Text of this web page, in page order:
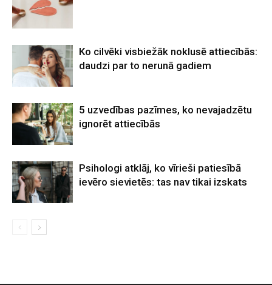
Ko cilvēki visbiežāk noklusē attiecībās:
daudzi par to nerunā gadiem
5 uzvedības pazīmes, ko nevajadzētu
ignorēt attiecībās
Psihologi atklāj, ko vīrieši patiesībā
ievēro sievietēs: tas nav tikai izskats